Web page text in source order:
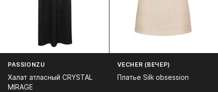
PASSIONZU
Халат атласный CRYSTAL
MIRAGE
VECHER (ВЕЧЕР)
Платье Silk obsession